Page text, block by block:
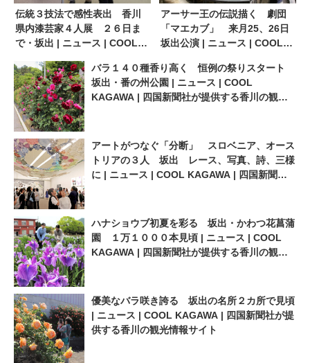
伝統３技法で感性表出 香川
県内漆芸家４人展 ２６日ま
で・坂出 | ニュース | COOL
する香川の観光情報サイト
アーサー王の伝説描く 劇団
「マエカブ」 来月25、26日
坂出公演 | ニュース | COOL
する香川の観光情報サイト
バラ１４０種香り高く 恒例の祭りスタート
坂出・番の州公園 | ニュース | COOL
KAGAWA | 四国新聞社が提供する香川の観光
アートがつなぐ「分断」 スロベニア、オース
トリアの３人 坂出 レース、写真、詩、三様
に | ニュース | COOL KAGAWA | 四国新聞社
ハナショウブ初夏を彩る 坂出・かわつ花菖蒲
園 １万１０００本見頃 | ニュース | COOL
KAGAWA | 四国新聞社が提供する香川の観光
優美なバラ咲き誇る 坂出の名所２カ所で見頃
| ニュース | COOL KAGAWA | 四国新聞社が提
供する香川の観光情報サイト